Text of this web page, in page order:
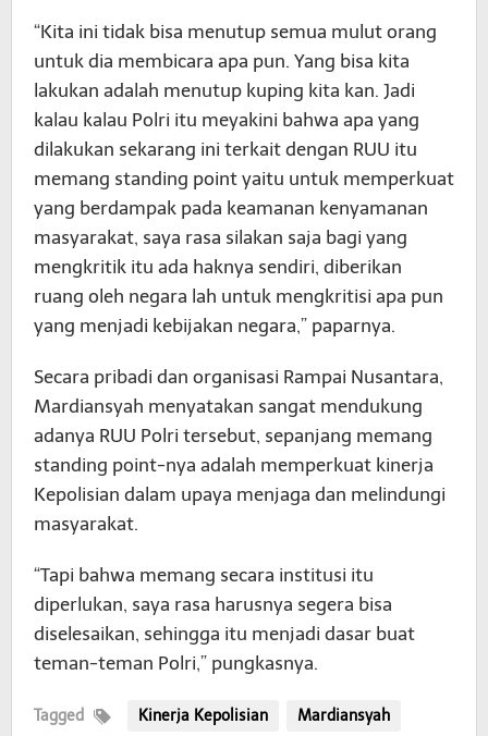
“Kita ini tidak bisa menutup semua mulut orang
untuk dia membicara apa pun. Yang bisa kita
lakukan adalah menutup kuping kita kan. Jadi
kalau kalau Polri itu meyakini bahwa apa yang
dilakukan sekarang ini terkait dengan RUU itu
memang standing point yaitu untuk memperkuat
yang berdampak pada keamanan kenyamanan
masyarakat, saya rasa silakan saja bagi yang
mengkritik itu ada haknya sendiri, diberikan
ruang oleh negara lah untuk mengkritisi apa pun
yang menjadi kebijakan negara,” paparnya.
Secara pribadi dan organisasi Rampai Nusantara,
Mardiansyah menyatakan sangat mendukung
adanya RUU Polri tersebut, sepanjang memang
standing point-nya adalah memperkuat kinerja
Kepolisian dalam upaya menjaga dan melindungi
masyarakat.
“Tapi bahwa memang secara institusi itu
diperlukan, saya rasa harusnya segera bisa
diselesaikan, sehingga itu menjadi dasar buat
teman-teman Polri,” pungkasnya.
Tagged Kinerja Kepolisian
Mardiansyah